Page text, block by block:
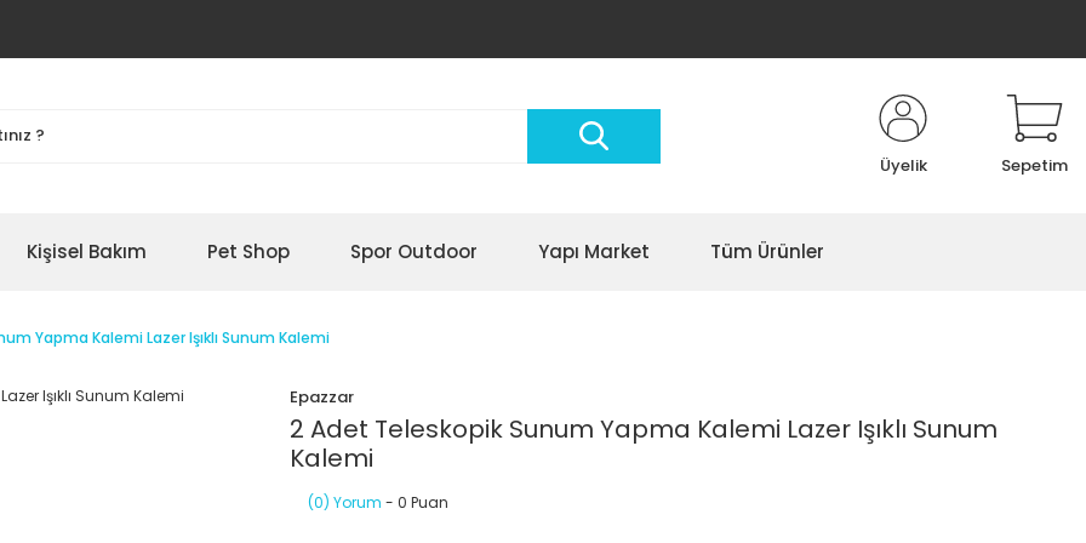
Üyelik Sepetim
Kişisel Bakım Pet Shop Spor Outdoor Yapı Market Tüm Ürünler
Yapma Kalemi Lazer Işıklı Sunum Kalemi
Epazzar
2 Adet Teleskopik Sunum Yapma Kalemi Lazer Işıklı Sunum
Kalemi
(0) Yorum - 0 Puan